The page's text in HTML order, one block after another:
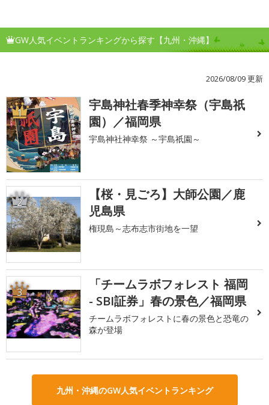
GW人気イベントランキングから探す【九州・沖縄】
2026/08/09 更新
1
宇島神社春季神幸祭（宇島祇
園）／福岡県
宇島神社神幸祭 ～宇島祇園～
2
【桜・見ごろ】大師公園／鹿
児島県
権現島～志布志市街地を一望
3
「チームラボフォレスト 福岡
- SBI証券」春の景色／福岡県
チームラボフォレストに春の景色と恐竜の
森が登場
九州・沖縄のGW人気イベントランキング